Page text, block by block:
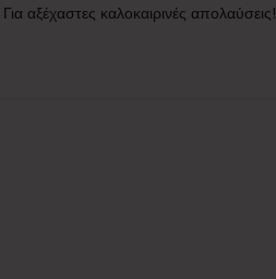
αξέχαστες καλοκαιρινές απολαύσεις!